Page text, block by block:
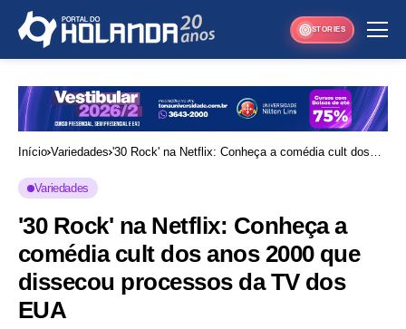
STORIES
Início Variedades '30 Rock' na Netflix: Conheça a comédia cult dos
Variedades
'30 Rock' na Netflix: Conheça a
comédia cult dos anos 2000 que
dissecou processos da TV dos
EUA